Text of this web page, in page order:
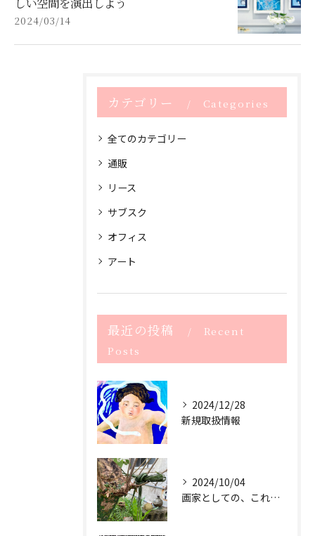
2024/03/14
カテゴリー Categories
全てのカテゴリー
通販
リース
サブスク
オフィス
アート
最近の投稿
Recent
Posts
2024/12/28
新規取扱情報
2024/10/04
画家としての、これからのサスティナブル